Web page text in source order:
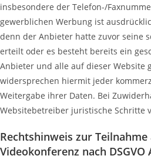
insbesondere der Telefon-/
gewerblichen Werbung ist
denn der Anbieter hatte zuvor seine
erteilt oder es besteht bereits ein
Anbieter und alle auf dieser Website
widersprechen hiermit jeder
Weitergabe ihrer Daten. Bei
Websitebetreiber juristische Schritte
Rechtshinweis zur
Videokonferenz nach DSGVO